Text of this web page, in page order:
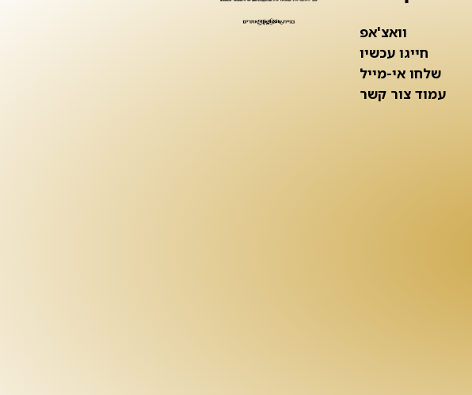
וואצ'אפ
חייגו עכשיו
שלחו אי-מייל
עמוד צור קשר